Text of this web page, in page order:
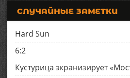
СЛУЧАЙНЫЕ ЗАМЕТКИ
Hard Sun
6:2
Кустурица экранизирует